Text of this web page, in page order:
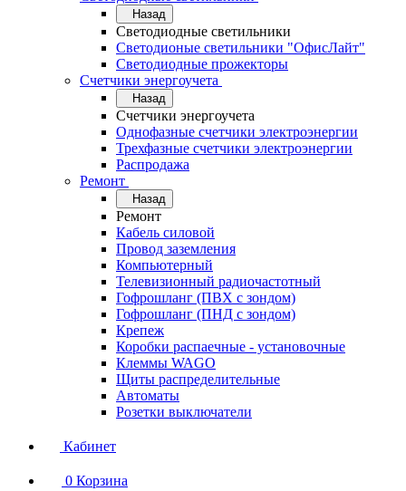
Назад
Светодиодные светильники
Светодионые светильники "ОфисЛайт"
Светодиодные прожекторы
Счетчики энергоучета
Назад
Счетчики энергоучета
Однофазные счетчики электроэнергии
Трехфазные счетчики электроэнергии
Распродажа
Ремонт
Назад
Ремонт
Кабель силовой
Провод заземления
Компьютерный
Телевизионный радиочастотный
Гофрошланг (ПВХ с зондом)
Гофрошланг (ПНД с зондом)
Крепеж
Коробки распаечные - установочные
Клеммы WAGO
Щиты распределительные
Автоматы
Розетки выключатели
Кабинет
0 Корзина